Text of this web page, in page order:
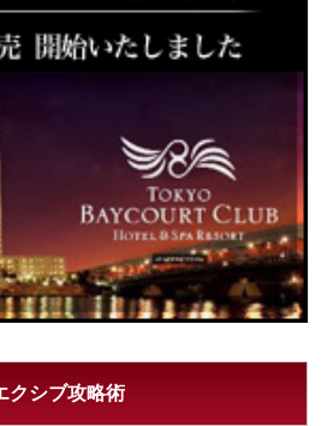
クシブ攻略術